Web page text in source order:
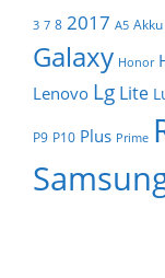
3 7 8 2017 A5 Akku
Galaxy Honor
Lenovo Lg Lite
P9 P10 Plus Prime